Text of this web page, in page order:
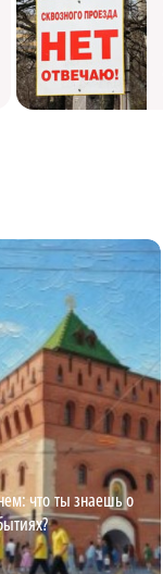
что ты знаешь о